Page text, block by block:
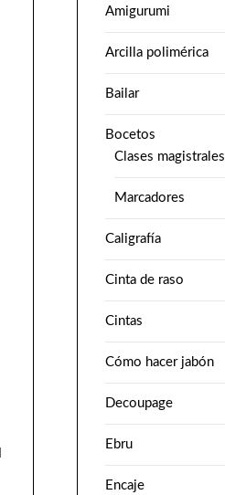
Amigurumi
Arcilla polimérica
Bailar
Bocetos
Clases magistrales
Marcadores
Caligrafía
Cinta de raso
Cintas
Cómo hacer jabón
Decoupage
Ebru
Encaje